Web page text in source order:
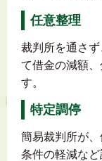
任意整理
裁判所を通さ
て借金の減額
す。
特定調停
簡易裁判所が
条件の軽減など